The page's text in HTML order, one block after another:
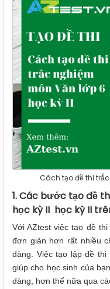
Cách tạo đề thi
1. Các bước tạo đề
học kỳ II học kỳ II
Với AZtest việc tạo đề
đơn giản hơn rất nhiều
dàng. Việc tạo lập đề thi
giúp cho học sinh của
dàng, hơn thế nữa qua